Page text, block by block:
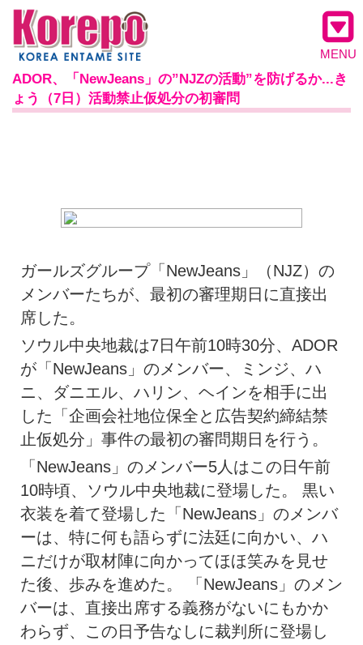
MENU
ADOR、「NewJeans」の”NJZの活動”を防げるか...き
ょう（7日）活動禁止仮処分の初審問
ガールズグループ「NewJeans」（NJZ）の
メンバーたちが、最初の審理期日に直接出
席した。
ソウル中央地裁は7日午前10時30分、ADOR
が「NewJeans」のメンバー、ミンジ、ハ
ニ、ダニエル、ハリン、ヘインを相手に出
した「企画会社地位保全と広告契約締結禁
止仮処分」事件の最初の審問期日を行う。
「NewJeans」のメンバー5人はこの日午前
10時頃、ソウル中央地裁に登場した。 黒い
衣装を着て登場した「NewJeans」のメンバ
ーは、特に何も語らずに法廷に向かい、ハ
ニだけが取材陣に向かってほほ笑みを見せ
た後、歩みを進めた。 「NewJeans」のメン
バーは、直接出席する義務がないにもかか
わらず、この日予告なしに裁判所に登場し